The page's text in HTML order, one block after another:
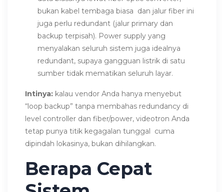
bukan kabel tembaga biasa dan jalur fiber ini
juga perlu redundant (jalur primary dan
backup terpisah). Power supply yang
menyalakan seluruh sistem juga idealnya
redundant, supaya gangguan listrik di satu
sumber tidak mematikan seluruh layar.
Intinya: kalau vendor Anda hanya menyebut
“loop backup” tanpa membahas redundancy di
level controller dan fiber/power, videotron Anda
tetap punya titik kegagalan tunggal cuma
dipindah lokasinya, bukan dihilangkan.
Berapa Cepat